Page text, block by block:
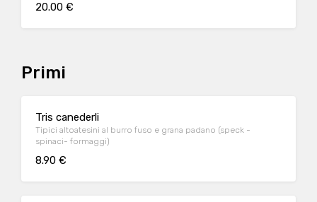
20.00 €
Primi
Tris canederli
Tipici altoatesini al burro fuso e grana padano (speck -
spinaci- formaggi)
8.90 €